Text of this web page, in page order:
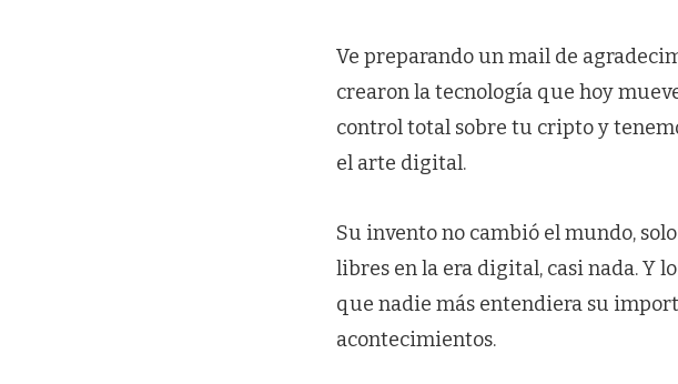
Ve preparando un mail de
crearon la tecnología que hoy
control total sobre tu cripto y
el arte digital.
Su invento no cambió el mundo,
libres en la era digital, casi nada. Y
que nadie más entendiera su
acontecimientos.